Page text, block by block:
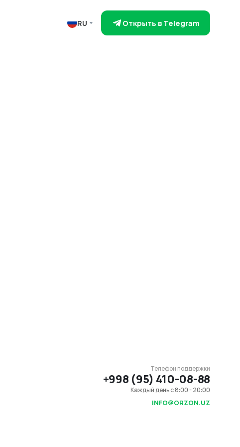
RU Открыть в Telegram
Телефон поддержки
+998 (95) 410-08-88
Каждый день с 8:00 - 20:00
INFO@ORZON.UZ